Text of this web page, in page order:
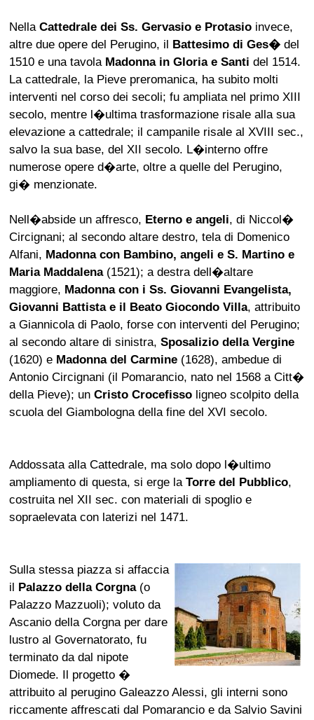
NellaCattedrale dei Ss. Gervasio e Protasio invece,
altre due opere del Perugino, il Battesimo di Ges� del
1510 e una tavola Madonna in Gloria e Santi del 1514.
La cattedrale, la Pieve preromanica, ha subito molti
interventi nel corso dei secoli; fu ampliata nel primo XIII
secolo, mentre l�ultima trasformazione risale alla sua
elevazione a cattedrale; il campanile risale al XVIII sec.,
salvo la sua base, del XII secolo. L�interno offre
numerose opere d�arte, oltre a quelle del Perugino,
gi� menzionate.
Nell�abside un affresco, Eterno e angeli, di Niccol�
Circignani; al secondo altare destro, tela di Domenico
Alfani, Madonna con Bambino, angeli e S. Martino e
Maria Maddalena(1521); a destra dell�altare
maggiore, Madonna con i Ss. Giovanni Evangelista,
Giovanni Battista e il Beato Giocondo Villa, attribuito
a Giannicola di Paolo, forse con interventi del Perugino;
al secondo altare di sinistra,Sposalizio della Vergine
(1620) e Madonna del Carmine (1628), ambedue di
Antonio Circignani (il Pomarancio, nato nel 1568 a Citt�
della Pieve); unCristo Crocefisso ligneo scolpito della
scuola del Giambologna della fine del XVI secolo.
Addossata alla Cattedrale, ma solo dopo l�ultimo
ampliamento di questa, si erge laTorre del Pubblico,
costruita nel XII sec. con materiali di spoglio e
sopraelevata con laterizi nel 1471.
Sulla stessa piazza si affaccia
il Palazzo della Corgna(o
Palazzo Mazzuoli); voluto da
Ascanio della Corgna per dare
lustro al Governatorato, fu
terminato da dal nipote
Diomede. Il progetto �
attribuito al perugino Galeazzo Alessi, gli interni sono
riccamente affrescati dal Pomarancio e da Salvio Savini